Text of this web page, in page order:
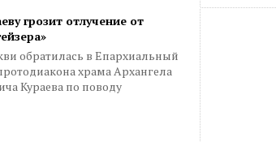
грозит отлучение от
обратилась в Епархиальный
храма Архангела
Кураева по поводу